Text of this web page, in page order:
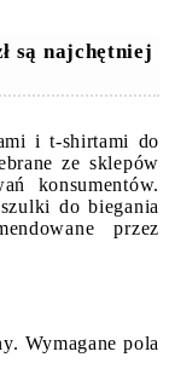
są najchętniej
i t-shirtami do
ze sklepów
konsumentów.
do biegania
przez
Wymagane pola